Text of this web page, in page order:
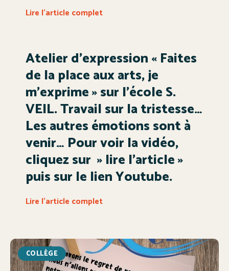
Lire l'article complet
Atelier d’expression « Faites
de la place aux arts, je
m’exprime » sur l’école S.
VEIL. Travail sur la tristesse…
Les autres émotions sont à
venir… Pour voir la vidéo,
cliquez sur » lire l’article »
puis sur le lien Youtube.
Lire l'article complet
COLLÈGE